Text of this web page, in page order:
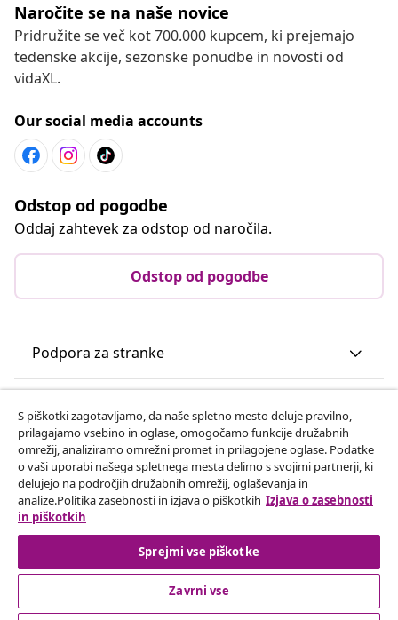
Naročite se na naše novice
Pridružite se več kot 700.000 kupcem, ki prejemajo
tedenske akcije, sezonske ponudbe in novosti od
vidaXL.
Our social media accounts
Odstop od pogodbe
Oddaj zahtevek za odstop od naročila.
Odstop od pogodbe
Podpora za stranke
vidaXL
Odkrijte več
S piškotki zagotavljamo, da naše spletno mesto deluje pravilno,
prilagajamo vsebino in oglase, omogočamo funkcije družabnih
omrežij, analiziramo omrežni promet in prilagojene oglase. Podatke
o vaši uporabi našega spletnega mesta delimo s svojimi partnerji, ki
delujejo na področjih družabnih omrežij, oglaševanja in
analize.Politika zasebnosti in izjava o piškotkih Izjava o zasebnosti
in piškotkih
Sprejmi vse piškotke
Zavrni vse